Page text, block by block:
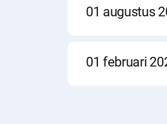
Startdatum
01 augustus
Duur
Locatie
Startdatum
01 februari
Duur
Locatie